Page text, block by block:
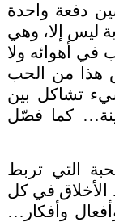
دفعة واحدة
ليس إلا، وهي
أهوائه ولا
هذا من الحب
تشاكل بين
كما فصّل
التي تربط
الأخلاق في كل
وأفكار…